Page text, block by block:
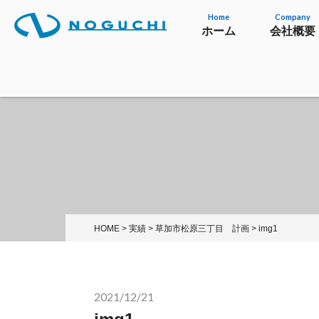
Home
ホーム
Company
会社概要
HOME > 実績 > 草加市松原三丁目 計画 > img1
2021/12/21